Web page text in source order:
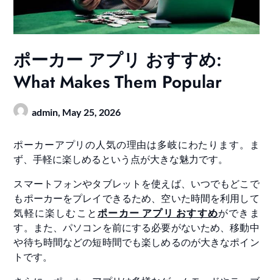
ポーカー アプリ おすすめ:
What Makes Them Popular
admin, May 25, 2026
ポーカーアプリの人気の理由は多岐にわたります。ま
ず、手軽に楽しめるという点が大きな魅力です。
スマートフォンやタブレットを使えば、いつでもどこで
もポーカーをプレイできるため、空いた時間を利用して
気軽に楽しむこと ポーカー アプリ おすすめができま
す。また、パソコンを前にする必要がないため、移動中
や待ち時間などの短時間でも楽しめるのが大きなポイン
トです。